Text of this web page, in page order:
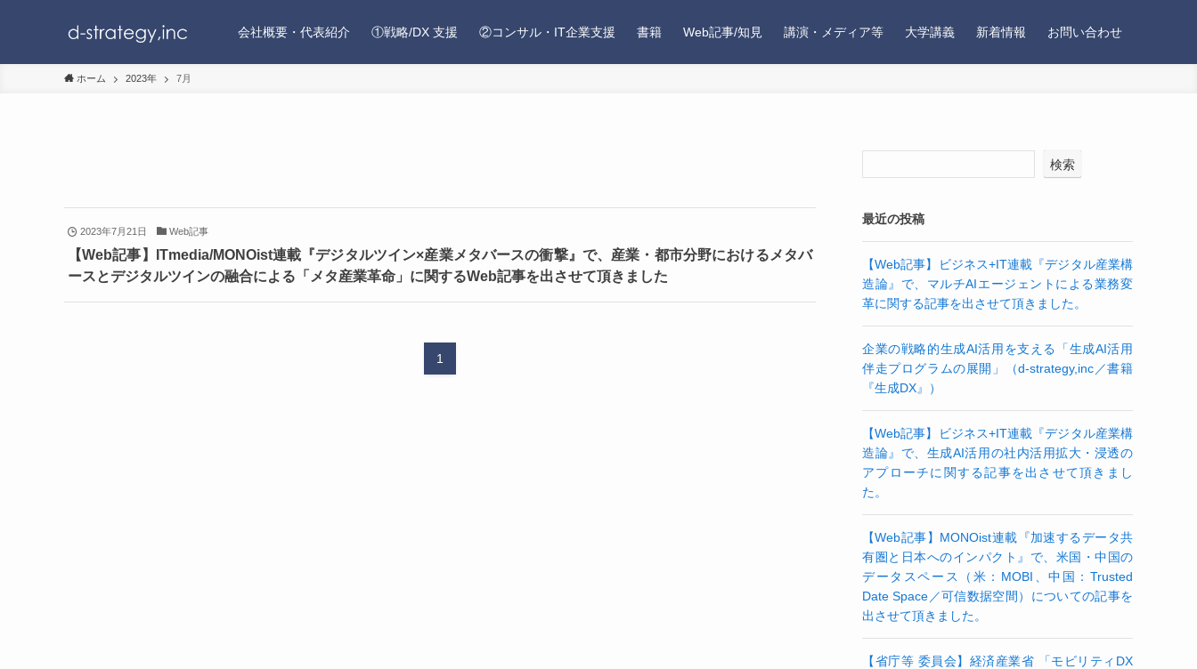
会社概要・代表紹介 ①戦略/DX 支援 ②コンサル・IT企業支援 書籍 Web記事/知見 講演・メディア等 大学講義 新着情報 お問い合わせ
ホーム 2023年 7月
2023年7月21日 Web記事
【Web記事】ITmedia/MONOist連載『デジタルツイン×産業メタバースの衝撃』で、産業・都市分野におけるメタバ
ースとデジタルツインの融合による「メタ産業革命」に関するWeb記事を出させて頂きました
1
検索
最近の投稿
【Web記事】ビジネス+IT連載『デジタル産業構
造論』で、マルチAIエージェントによる業務変
革に関する記事を出させて頂きました。
企業の戦略的生成AI活用を支える「生成AI活用
伴走プログラムの展開」（d-strategy,inc／書籍
『生成DX』）
【Web記事】ビジネス+IT連載『デジタル産業構
造論』で、生成AI活用の社内活用拡大・浸透の
アプローチに関する記事を出させて頂きまし
た。
【Web記事】MONOist連載『加速するデータ共
有圏と日本へのインパクト』で、米国・中国の
データスペース（米：MOBI、中国：Trusted
Date Space／可信数据空間）についての記事を
出させて頂きました。
【省庁等 委員会】経済産業省 「モビリティDX